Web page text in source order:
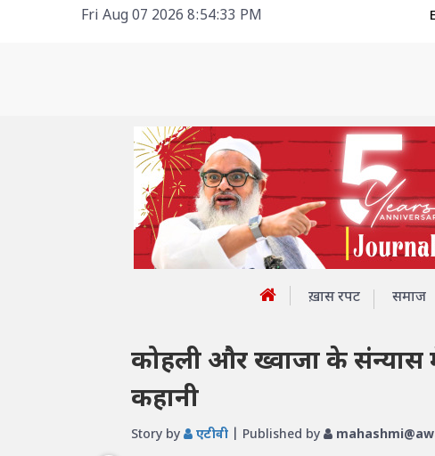
Fri Aug 07 2026 8:54:33 PM
ख़ास रपट समाज
कोहली और ख्वाजा के संन्यास
कहानी
Story by एटीवी | Published by